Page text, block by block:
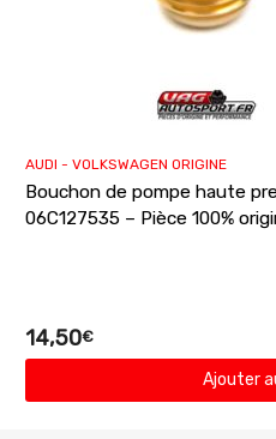
AUDI - VOLKSWAGEN ORIGINE
Bouchon de pompe haute
06C127535 – Pièce 100%
14,50€
Ajouter